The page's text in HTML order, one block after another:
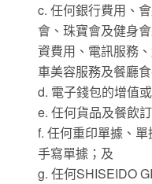
c. 任何銀行費用、
會、珠寶會及健身
資費用、電訊服務
車美容服務及餐廳
d. 電子錢包的增值
e. 任何貨品及餐飲
f. 任何重印單據、
手寫單據；及
g. 任何SHISEIDO